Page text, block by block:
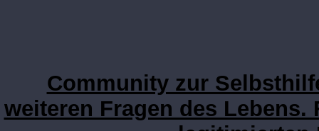
Community zur
weiteren Fragen des